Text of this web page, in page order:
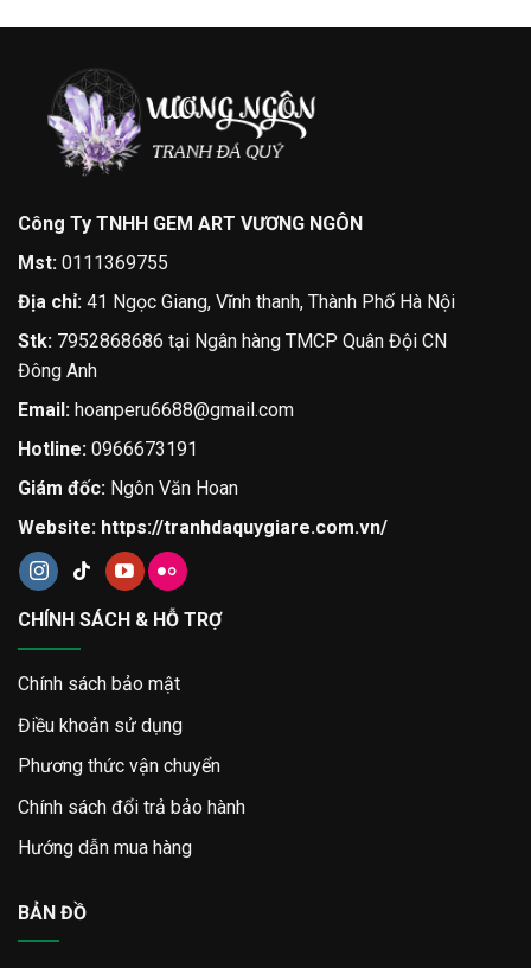
Công Ty TNHH GEM ART VƯƠNG NGÔN
Mst:0111369755
Địa chỉ:41 Ngọc Giang, Vĩnh thanh, Thành Phố Hà Nội
Stk:7952868686 tại Ngân hàng TMCP Quân Đội CN
Đông Anh
Email:hoanperu6688@gmail.com
Hotline:0966673191
Giám đốc:Ngôn Văn Hoan
Website: https://tranhdaquygiare.com.vn/
CHÍNH SÁCH & HỖ TRỢ
Chính sách bảo mật
Điều khoản sử dụng
Phương thức vận chuyển
Chính sách đổi trả bảo hành
Hướng dẫn mua hàng
BẢN ĐỒ